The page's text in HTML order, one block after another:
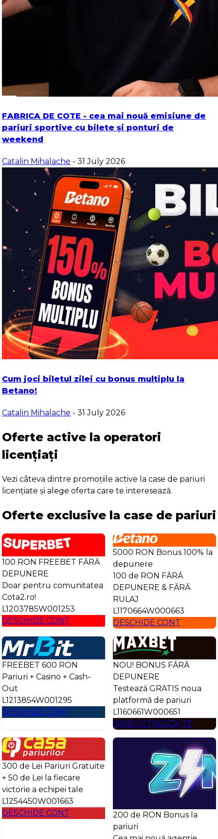
FABRICA DE COTE - cea mai nouă emisiune de
pariuri sportive cu bilete și ponturi de
weekend
Catalin Mihalache - 31 July 2026
Cum joci biletul zilei cu bonus multiplu la
Betano!
Catalin Mihalache - 31 July 2026
Oferte active la operatori
licențiați
Vezi câteva dintre promoțiile active la case de pariuri
licențiate și alege oferta care te interesează.
Oferte exclusive la case de pariuri
100 RON FREEBET FĂRĂ
DEPUNERE
Doar pentru comunitatea
Cota2.ro!
L1203785W001253
DESCHIDE CONT
5000 RON Bonus 100% la
depunere
100 de RON FĂRĂ
DEPUNERE & FĂRĂ
RULAJ
L1170664W000663
DESCHIDE CONT
FREEBET 600 RON
Pariuri + Casino + Cash-
Out
L1213854W001295
DESCHIDE CONT
NOU! BONUS FĂRĂ
DEPUNERE
Testează GRATIS noua
platformă de pariuri
L1160661W000651
ÎNREGISTREAZĂ-TE
300 de Lei Pariuri Gratuite
+ 50 de Lei la fiecare
victorie a echipei tale
L1254450W001663
DESCHIDE CONT
200 de RON Bonus la
pariuri